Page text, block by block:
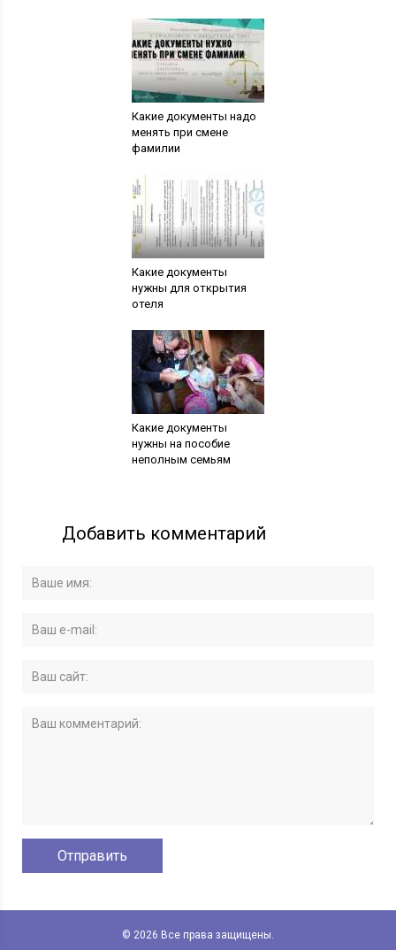
Какие документы надо
менять при смене
фамилии
Какие документы
нужны для открытия
отеля
Какие документы
нужны на пособие
неполным семьям
Добавить комментарий
© 2026 Все права защищены.